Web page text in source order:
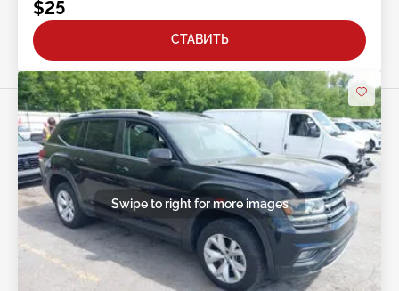
$25
СТАВИТЬ
Swipe to right for more images